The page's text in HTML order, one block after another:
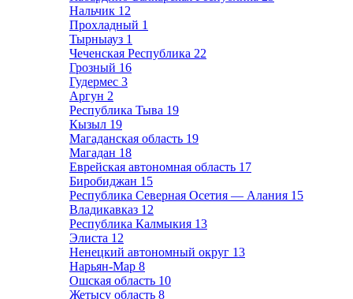
Нальчик 12
Прохладный 1
Тырныауз 1
Чеченская Республика 22
Грозный 16
Гудермес 3
Аргун 2
Республика Тыва 19
Кызыл 19
Магаданская область 19
Магадан 18
Еврейская автономная область 17
Биробиджан 15
Республика Северная Осетия — Алания 15
Владикавказ 12
Республика Калмыкия 13
Элиста 12
Ненецкий автономный округ 13
Нарьян-Мар 8
Ошская область 10
Жетысу область 8